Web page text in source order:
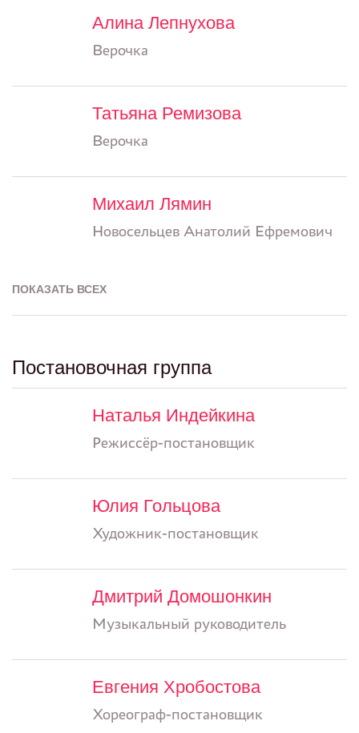
Алина Лепнухова
Верочка
Татьяна Ремизова
Верочка
Михаил Лямин
Новосельцев Анатолий Ефремович
ПОКАЗАТЬ ВСЕХ
Постановочная группа
Наталья Индейкина
Режиссёр-постановщик
Юлия Гольцова
Художник-постановщик
Дмитрий Домошонкин
Музыкальный руководитель
Евгения Хробостова
Хореограф-постановщик